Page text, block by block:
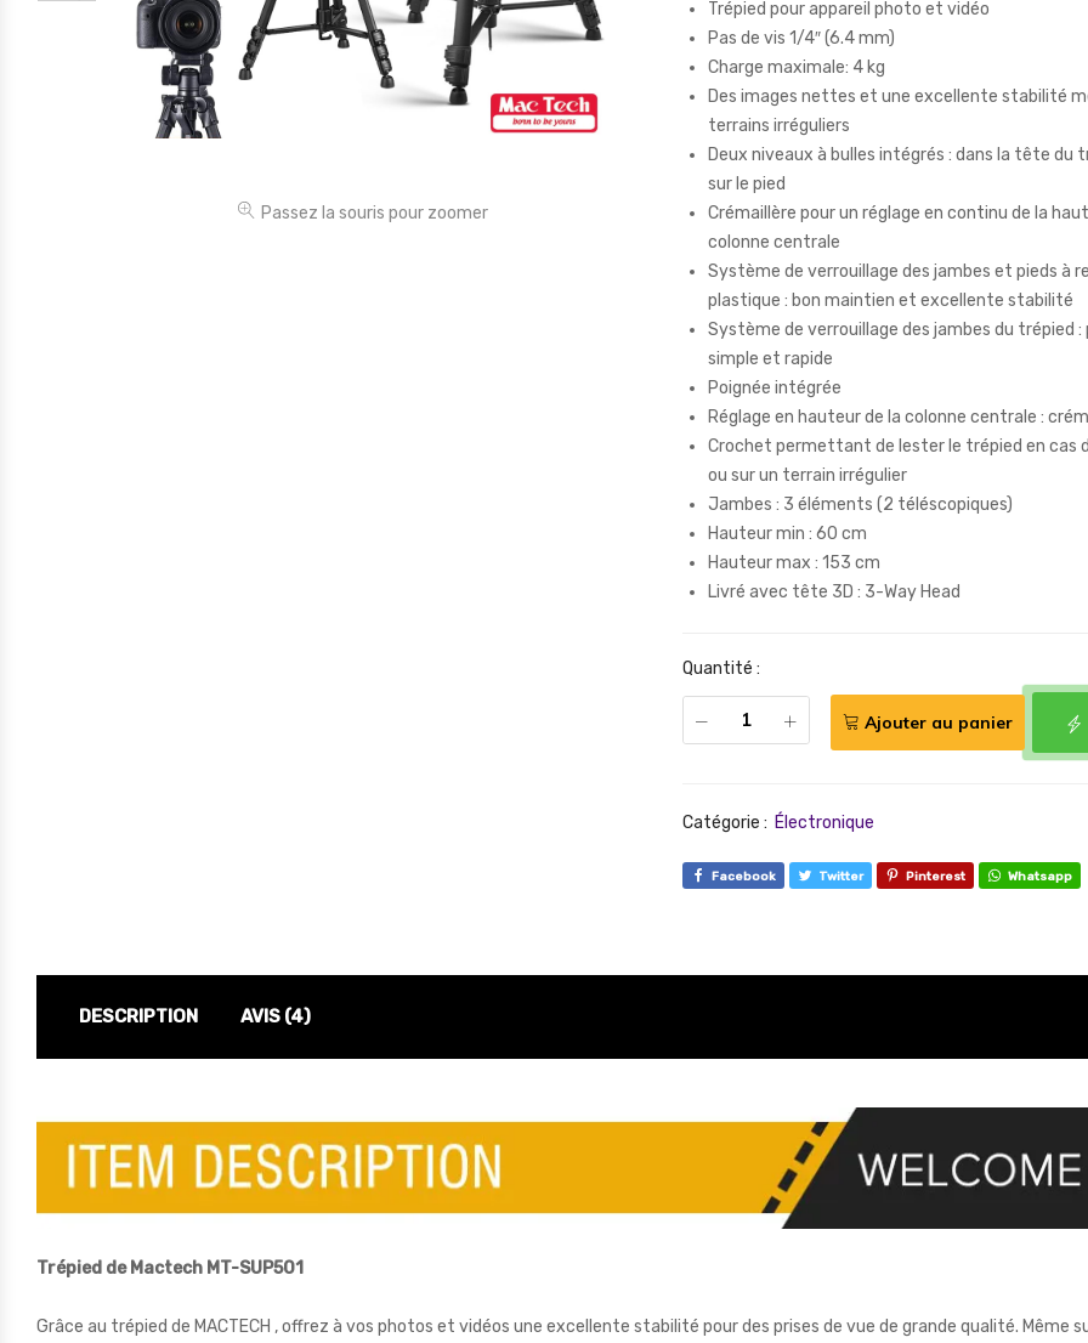
Outillages & Bricolage
Passez la souris pour zoomer
Trépied pour appareil photo et vidéo
Pas de vis 1/4″ (6.4 mm)
Charge maximale: 4 kg
Des images nettes et une excellente stabilité
terrains irréguliers
Deux niveaux à bulles intégrés : dans la tête du
sur le pied
Crémaillère pour un réglage en continu de la
colonne centrale
Système de verrouillage des jambes et pieds à
plastique : bon maintien et excellente stabilité
Système de verrouillage des jambes du trépied :
simple et rapide
Poignée intégrée
Réglage en hauteur de la colonne centrale :
Crochet permettant de lester le trépied en cas
ou sur un terrain irrégulier
Jambes : 3 éléments (2 téléscopiques)
Hauteur min : 60 cm
Hauteur max : 153 cm
Livré avec tête 3D : 3-Way Head
Quantité :
Ajouter au panier
Catégorie : Électronique
Facebook Twitter Pinterest Whatsapp
DESCRIPTION AVIS (4)
Trépied de Mactech MT-SUP501
Grâce au trépied de MACTECH , offrez à vos photos et vidéos une excellente stabilité pour des prises de vue de grande qualité. Même